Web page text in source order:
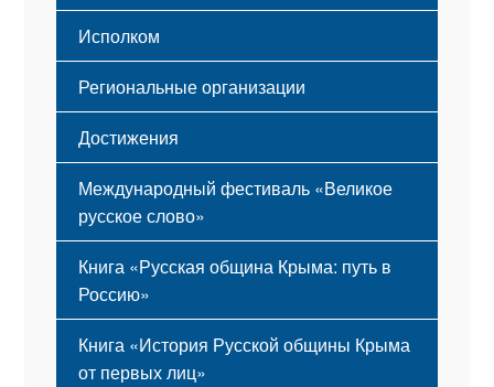
Исполком
Региональные организации
Достижения
Международный фестиваль «Великое
русское слово»
Книга «Русская община Крыма: путь в
Россию»
Книга «История Русской общины Крыма
от первых лиц»